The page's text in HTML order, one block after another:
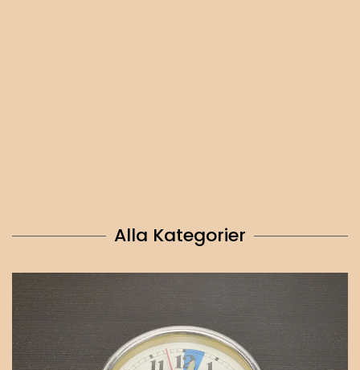
Alla Kategorier